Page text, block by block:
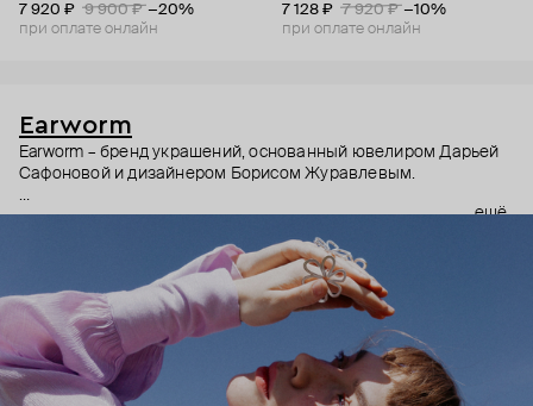
7 920 ₽
9 900 ₽ −20%
при оплате онлайн
7 128 ₽
7 920 ₽ −10%
при оплате онлайн
Earworm
Earworm – бренд украшений, основанный ювелиром Дарьей
Сафоновой и дизайнером Борисом Журавлевым.
В основе бренда – сочетание концептуальности и
музыкальности (словом earworm называют мелодию,
которая запоминается раз и навсегда). Хотя музыка –
абстрактная форма искусства, украшения Earworm не только
про эмоции, но и про смыслы. Создатели бренда
зашифровывают их в тщательно продуманных формах и
деталях. Каждое украшение как ненавязчивое напоминание
– о том, как важно ценить момент, не забывать, что за зимой
всегда приходит весна, и многом другом.
ещё